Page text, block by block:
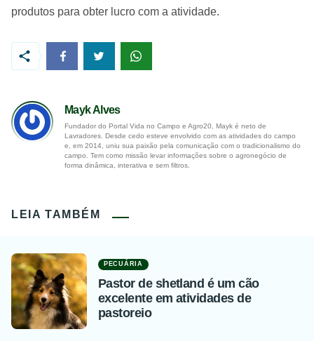
produtos para obter lucro com a atividade.
Mayk Alves
Fundador do Portal Vida no Campo e Agro20, Mayk é neto de
Lavradores. Desde cedo esteve envolvido com as atividades do campo
e, em 2014, uniu sua paixão pela comunicação com o tradicionalismo do
campo. Tem como missão levar informações sobre o agronegócio de
forma dinâmica, interativa e sem filtros.
LEIA TAMBÉM
PECUÁRIA
Pastor de shetland é um cão
excelente em atividades de
pastoreio